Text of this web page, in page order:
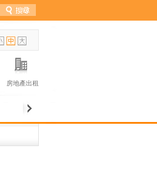
房地產出租